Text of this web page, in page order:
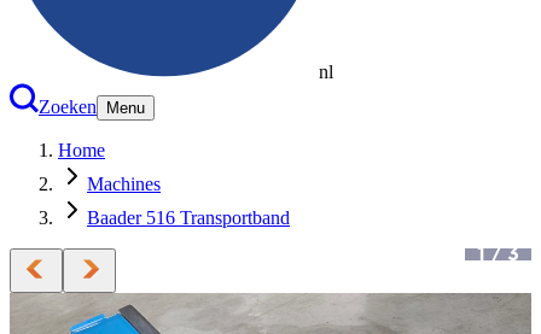
nl
Zoeken
Menu
Home
Machines
Baader 516 Transportband
1/3